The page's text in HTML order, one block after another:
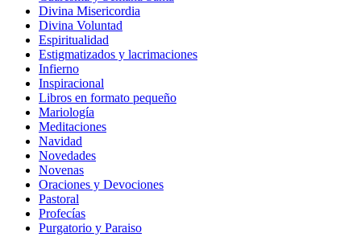
Divina Misericordia
Divina Voluntad
Espiritualidad
Estigmatizados y lacrimaciones
Infierno
Inspiracional
Libros en formato pequeño
Mariología
Meditaciones
Navidad
Novedades
Novenas
Oraciones y Devociones
Pastoral
Profecías
Purgatorio y Paraiso